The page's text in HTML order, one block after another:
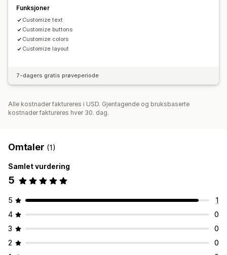
Funksjoner
Customize text
Customize buttons
Customize colors
Customize layout
7-dagers gratis prøveperiode
Alle kostnader faktureres i USD. Gjentagende og bruksbaserte
kostnader faktureres hver 30. dag.
Omtaler (1)
Samlet vurdering
5
5
1
4
0
3
0
2
0